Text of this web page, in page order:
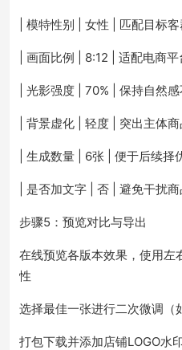
| 模特性别 | 女性 | 匹配目标客
| 画面比例 | 8:12 | 适配电商平
| 光影强度 | 70% | 保持自然感
| 背景虚化 | 轻度 | 突出主体商
| 生成数量 | 6张 | 便于后续择
| 是否加文字 | 否 | 避免干扰商
步骤5：预览对比与导出
在线预览各版本效果，使用左
性
选择最佳一张进行二次微调（
打包下载并添加店铺LOGO水